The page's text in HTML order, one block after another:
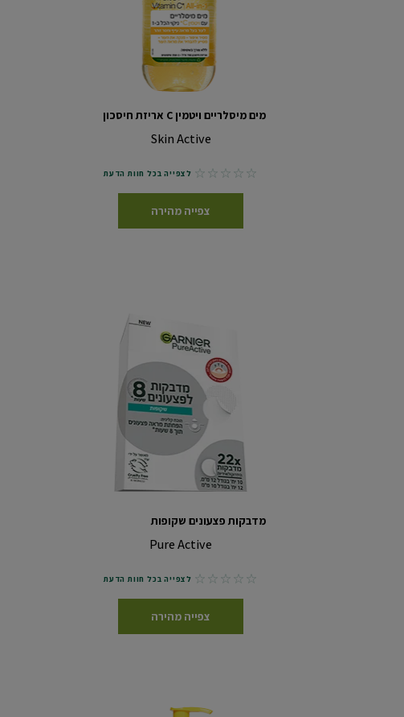
מים מיסלריים ויטמין C אריזת חיסכון
Skin Active
No reviews לצפייה בכל חוות הדעת
צפייה מהירה
מדבקות פצעונים שקופות
Pure Active
No reviews לצפייה בכל חוות הדעת
צפייה מהירה